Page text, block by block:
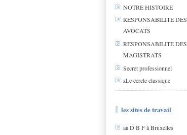
NOTRE HISTOIRE
RESPONSABILITE DES
AVOCATS
RESPONSABILITE DES
MAGISTRATS
Secret professionnel
zLe cercle classique
les sites de travail
aa D B F à Bruxelles